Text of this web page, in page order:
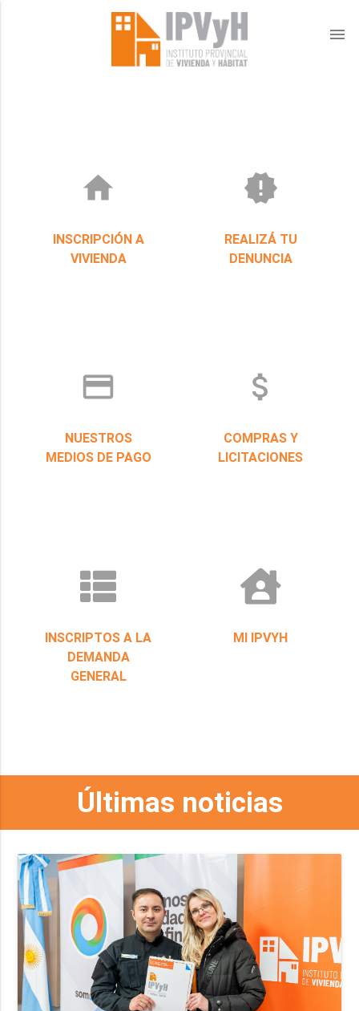
menu
home
INSCRIPCIÓN A
VIVIENDA
new_releases
REALIZÁ TU
DENUNCIA
credit_card
NUESTROS
MEDIOS DE PAGO
attach_money
COMPRAS Y
LICITACIONES
INSCRIPTOS A LA
DEMANDA
GENERAL
MI IPVYH
Últimas noticias